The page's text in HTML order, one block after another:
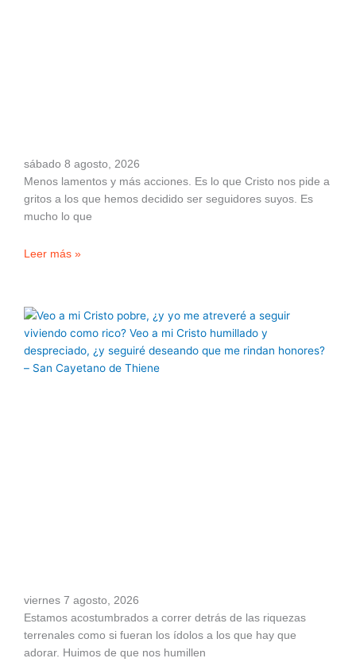
sábado 8 agosto, 2026
Menos lamentos y más acciones. Es lo que Cristo nos pide a
gritos a los que hemos decidido ser seguidores suyos. Es
mucho lo que
Leer más »
viernes 7 agosto, 2026
Estamos acostumbrados a correr detrás de las riquezas
terrenales como si fueran los ídolos a los que hay que
adorar. Huimos de que nos humillen